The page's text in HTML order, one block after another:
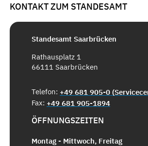
KONTAKT ZUM STANDESAMT
Standesamt Saarbrücken
Rathausplatz 1
66111 Saarbrücken
Telefon:
Fax: +49 681 905-1894
ÖFFNUNGSZEITEN
Montag - Mittwoch, Freitag